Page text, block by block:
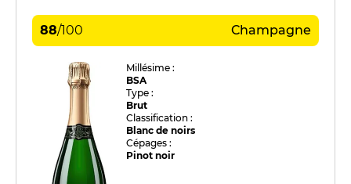
88/100 Champagne
Millésime :
BSA
Type :
Brut
Classification :
Blanc de noirs
Cépages :
Pinot noir